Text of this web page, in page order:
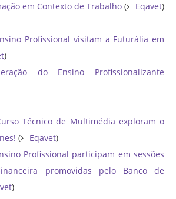
em Contexto de Trabalho ( Eqavet)
Profissional visitam a Futurália em
)
do Ensino Profissionalizante
Técnico de Multimédia exploram o
( Eqavet)
Profissional participam em sessões
promovidas pelo Banco de
)